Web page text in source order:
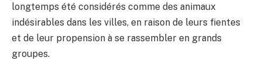
longtemps été considérés comme des animaux
indésirables dans les villes, en raison de leurs fientes
et de leur propension à se rassembler en grands
groupes.